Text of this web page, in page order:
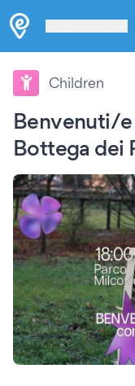
Benvenuti/e
Bottega dei
Children